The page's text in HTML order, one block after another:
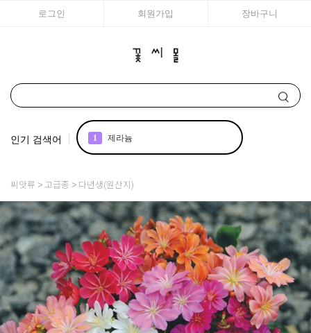
로그인 회원가입 장바구니
인기 검색어 1 제라늄
4 국화
5 스토크
6 플록스
씨앗류 고급종 다년생(원산지)